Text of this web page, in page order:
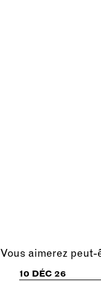
Vous aimerez
10 DÉC 26